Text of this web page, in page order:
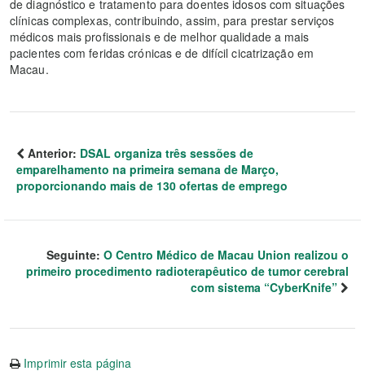
de diagnóstico e tratamento para doentes idosos com situações
clínicas complexas, contribuindo, assim, para prestar serviços
médicos mais profissionais e de melhor qualidade a mais
pacientes com feridas crónicas e de difícil cicatrização em
Macau.
Anterior: DSAL organiza três sessões de
emparelhamento na primeira semana de Março,
proporcionando mais de 130 ofertas de emprego
Seguinte: O Centro Médico de Macau Union realizou o
primeiro procedimento radioterapêutico de tumor cerebral
com sistema “CyberKnife”
Imprimir esta página